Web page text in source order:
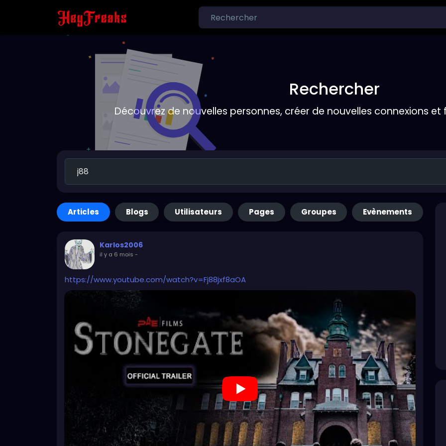
Rechercher
Découvrez de nouvelles personnes, créer de nouvelles connexions
Articles Blogs Utilisateurs Pages Groupes Evènements
Karlos2006
il y a 6 mois -
https://www.youtube.com/watch?v=Fj88jxf8aOA